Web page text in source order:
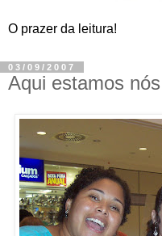
O prazer da leitura!
03/09/2007
Aqui estamos